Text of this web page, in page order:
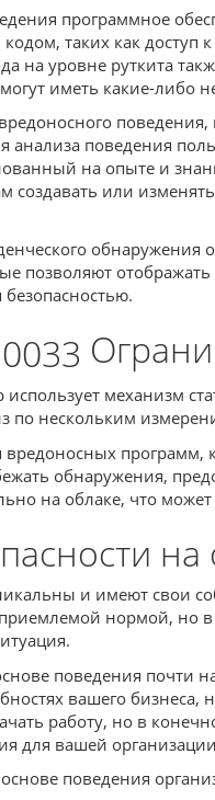
программное
кодом, таких как
на уровне руткита
иметь какие-либо
анализа поведения
на опыте и
создавать или
позволяют
механизм
нескольким
вредоносных
обнаружения,
на облаке, что
и имеют свои
нормой, но в
поведения почти
вашего
работу, но в
для вашей
поведения